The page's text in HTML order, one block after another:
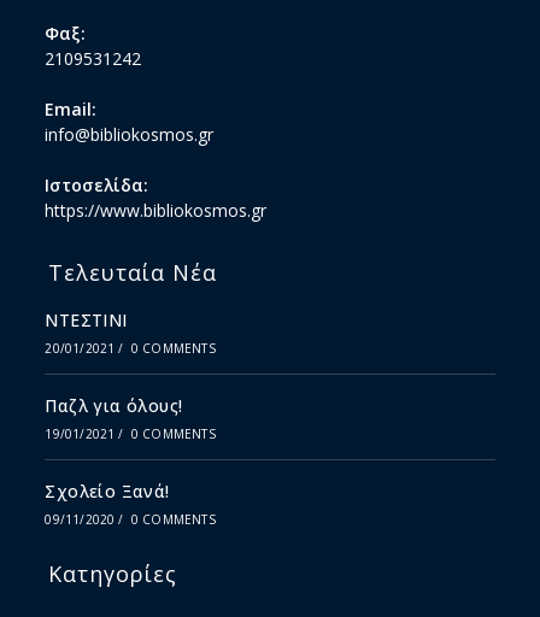
Φαξ:
2109531242
Email:
info@bibliokosmos.gr
Ιστοσελίδα:
https://www.bibliokosmos.gr
Τελευταία Νέα
ΝΤΕΣΤΙΝΙ
20/01/2021 / 0 COMMENTS
Παζλ για όλους!
19/01/2021 / 0 COMMENTS
Σχολείο Ξανά!
09/11/2020 / 0 COMMENTS
Κατηγορίες